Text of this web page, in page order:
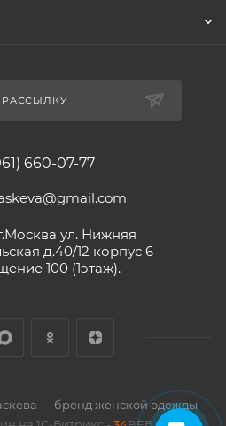
660-07-77
ул. Нижняя
д.40/12 корпус 6
100 (1этаж).
— бренд женской одежды